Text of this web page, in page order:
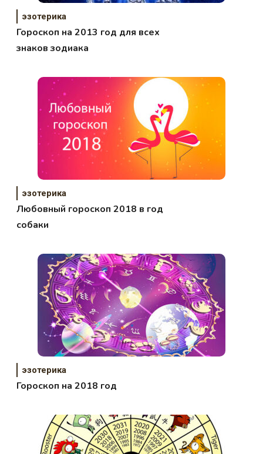
эзотерика
Гороскоп на 2013 год для всех
знаков зодиака
эзотерика
Любовный гороскоп 2018 в год
собаки
эзотерика
Гороскоп на 2018 год